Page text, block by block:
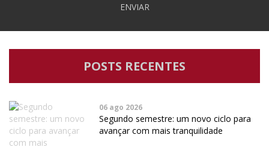
ENVIAR
POSTS RECENTES
06 ago 2026
Segundo semestre: um novo ciclo para
avançar com mais tranquilidade